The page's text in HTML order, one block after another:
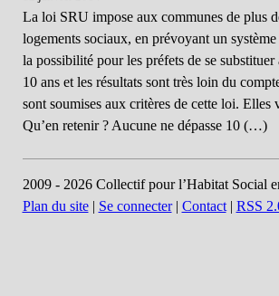
La loi SRU impose aux communes de plus
logements sociaux, en prévoyant un
la possibilité pour les préfets de se
10 ans et les résultats sont très loin du
sont soumises aux critères de cette loi. Elles
Qu’en retenir ? Aucune ne dépasse 10 (…)
2009 - 2026 Collectif pour l’Habitat Social
Plan du site| Se connecter| Contact| RSS